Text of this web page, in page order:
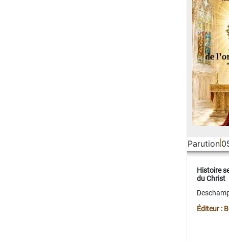
Parution
Histoire
du Christ
Éditeur :